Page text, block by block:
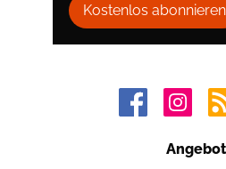
Kostenlos abonnieren